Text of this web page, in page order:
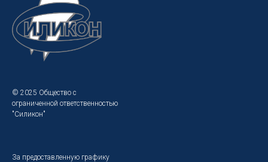
© 2025 Общество с
ограниченной ответственностью
"Силикон"
За предоставленную графику